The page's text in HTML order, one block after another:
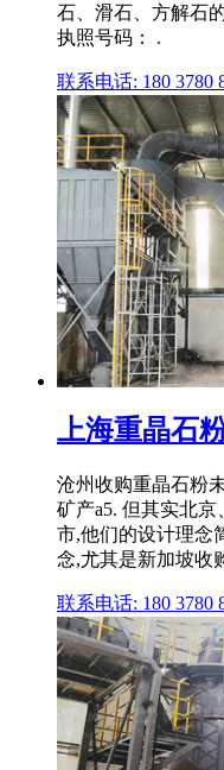
石、滑石、方解石
执照号码： .
联系电话: 180 3780
上海重晶石
沧州收购重晶石粉
矿产a5. 但其实北
市,他们的设计理念
念,尤其是新加坡收
联系电话: 180 3780